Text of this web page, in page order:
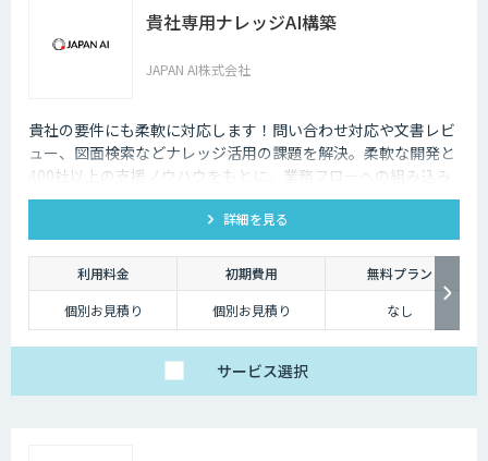
貴社専用ナレッジAI構築
JAPAN AI株式会社
貴社の要件にも柔軟に対応します！問い合わせ対応や文書レビ
ュー、図面検索などナレッジ活用の課題を解決。柔軟な開発と
400社以上の支援ノウハウをもとに、業務フローへの組み込み
からセキュアな環境構築まで対応します。
詳細を見る
利用料金 初期費用
無料プラン
個別お見積り
個別お見積り なし
サービス選択